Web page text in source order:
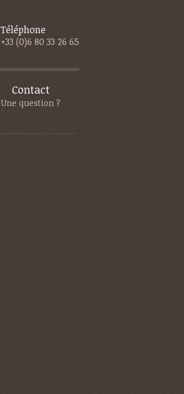
Téléphone
+33 (0)6 80 33 26 65
Contact
Une question ?